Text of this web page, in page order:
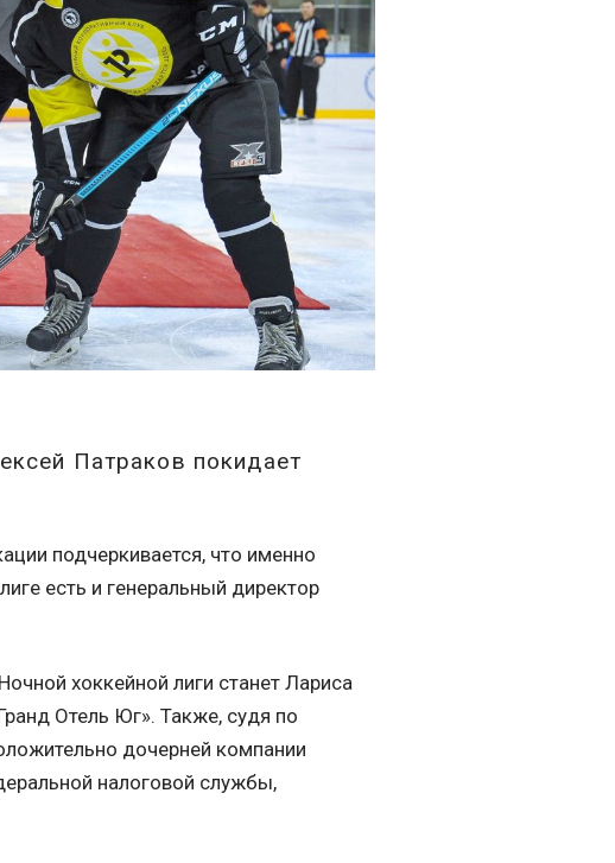
Патраков покидает
подчеркивается, что именно
есть и генеральный директор
хоккейной лиги станет Лариса
Отель Юг». Также, судя по
дочерней компании
налоговой службы,